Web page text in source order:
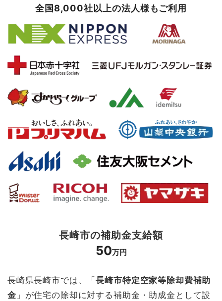
全国8,000社以上の法人様もご利用
長崎市の補助金支給額
50万円
長崎県長崎市では、「長崎市特定空家等除却費補助
金 」が住宅の除却に対する補助金・助成金として設